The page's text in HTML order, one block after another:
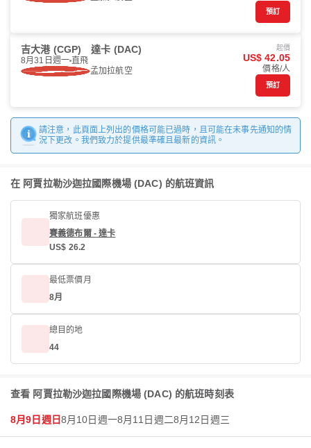
預訂
吉大港 (CGP) 達卡 (DAC)
8月31日週一 直飛
孟加拉航空
起價
US$ 42.05
價格/人
預訂
請注意，此頁面上列出的價格可能已過時，且可能在未事先通知的情
況下更改。我們致力於提供最準確且最新的資訊。
在 阿賈拉勒沙迦拉國際機場 (DAC) 的航班資訊
獨家航班優惠
賽義德布爾 - 達卡
US$ 26.2
最低票價月
8月
總目的地
44
查看 阿賈拉勒沙迦拉國際機場 (DAC) 的航班時刻表
8月9日週日8月10日週一8月11日週二8月12日週三